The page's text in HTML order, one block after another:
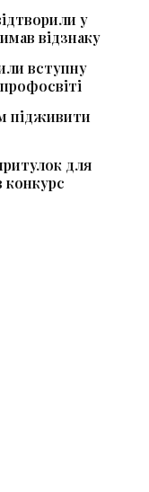
у
відзнаку
вступну
підживити
для
конкурс